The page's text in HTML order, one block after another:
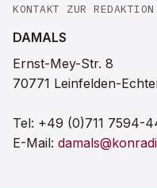
KONTAKT ZUR REDAKTION
DAMALS
Ernst-Mey-Str. 8
70771 Leinfelden-
Tel: +49 (0)711 7594-
E-Mail: